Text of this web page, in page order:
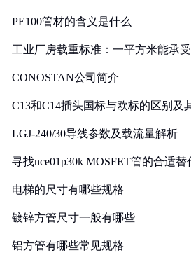
PE100管材的含义是什么
工业厂房载重标准：一平方米能承
CONOSTAN公司简介
C13和C14插头国标与欧标的区别及
LGJ-240/30导线参数及载流量解析
寻找nce01p30k MOSFET管的合适替
电梯的尺寸有哪些规格
镀锌方管尺寸一般有哪些
铝方管有哪些常见规格